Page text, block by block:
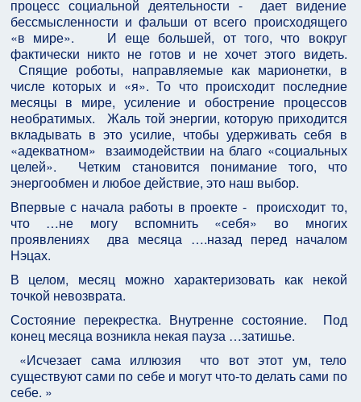
процесс социальной деятельности - дает видение
бессмысленности и фальши от всего происходящего
«в мире». И еще большей, от того, что вокруг
фактически никто не готов и не хочет этого видеть.
Спящие роботы, направляемые как марионетки, в
числе которых и «я». То что происходит последние
месяцы в мире, усиление и обострение процессов
необратимых. Жаль той энергии, которую приходится
вкладывать в это усилие, чтобы удерживать себя в
«адекватном» взаимодействии на благо «социальных
целей». Четким становится понимание того, что
энергообмен и любое действие, это наш выбор.
Впервые с начала работы в проекте - происходит то,
что …не могу вспомнить «себя» во многих
проявлениях два месяца ….назад перед началом
Нэцах.
В целом, месяц можно характеризовать как некой
точкой невозврата.
Состояние перекрестка. Внутренне состояние. Под
конец месяца возникла некая пауза …затишье.
«Исчезает сама иллюзия что вот этот ум, тело
существуют сами по себе и могут что-то делать сами по
себе. »